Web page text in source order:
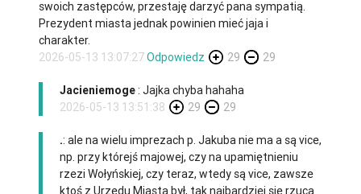
swoich zastępców, przestaję darzyć pana sympatią.
Prezydent miasta jednak powinien mieć jaja i
charakter.
2026-05-13 13:07:27Odpowiedz 29 29
Jacieniemoge: Jajka chyba hahaha
2026-05-13 13:51:38
29 29
.: ale na wielu imprezach p. Jakuba nie ma a są vice,
np. przy którejś majowej, czy na upamiętnieniu
rzezi Wołyńskiej, czy teraz, wtedy są vice, zawsze
ktoś z Urzędu Miasta był, tak najbardziej się rzuca